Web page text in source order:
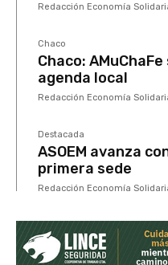
Redacción Economía
Chaco
Chaco:
agenda local
Redacción Economía
Destacada
ASOEM avanza
primera sede
Redacción Economía